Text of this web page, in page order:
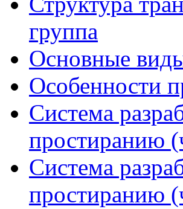
группа
Основные
Особенности
Система
простиранию
Система
простиранию